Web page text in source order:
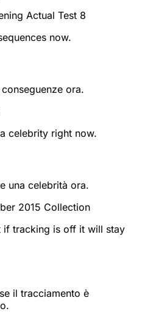
Actual Test 8
now.
ora.
celebrity right now.
una celebrità ora.
2015 Collection
if tracking is off it will stay
il tracciamento è